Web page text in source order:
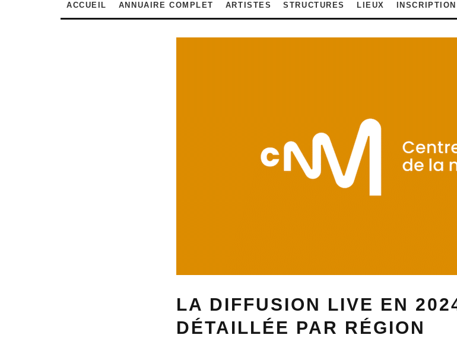
ACCUEIL ANNUAIRE COMPLET ARTISTES STRUCTURES LIEUX
LA DIFFUSION LIVE EN
DÉTAILLÉE PAR RÉGION